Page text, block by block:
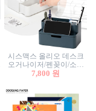
시스맥스 올리오 데스크
오거나이저/펜꽂이/소품
꽂이/소품함/정리함/수납
7,800 원